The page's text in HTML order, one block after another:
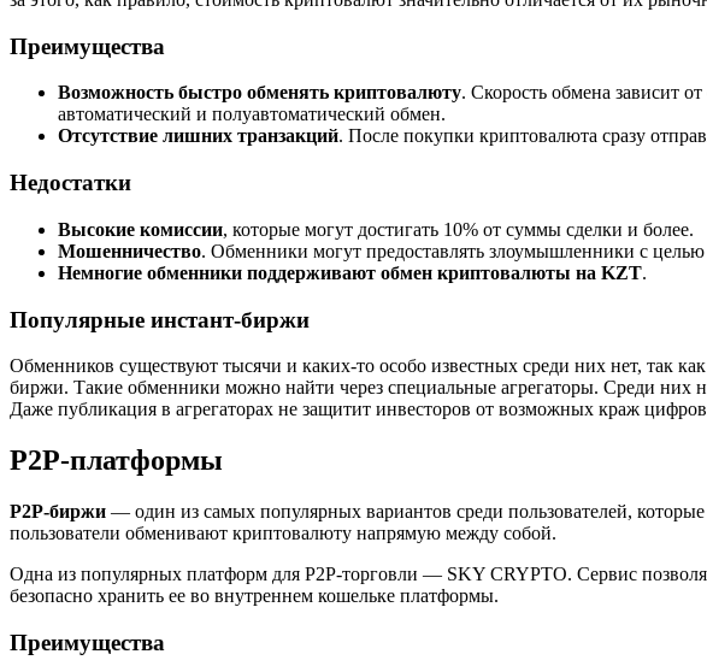
Преимущества
Возможность быстро обменять криптовалюту. Скорость обмена зависит
автоматический и полуавтоматический обмен.
Отсутствие лишних транзакций. После покупки криптовалюта сразу
Недостатки
Высокие комиссии, которые могут достигать 10% от суммы сделки и более.
Мошенничество. Обменники могут предоставлять злоумышленники с целью
Немногие обменники поддерживают обмен криптовалюты на KZT.
Популярные инстант-биржи
Обменников существуют тысячи и каких-то особо известных среди них нет, так
биржи. Такие обменники можно найти через специальные агрегаторы. Среди них
Даже публикация в агрегаторах не защитит инвесторов от возможных краж
P2P-платформы
P2P-биржи — один из самых популярных вариантов среди пользователей,
пользователи обменивают криптовалюту напрямую между собой.
Одна из популярных платформ для P2P-торговли — SKY CRYPTO. Сервис
безопасно хранить ее во внутреннем кошельке платформы.
Преимущества